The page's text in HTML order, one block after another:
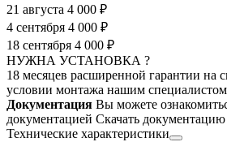
21 августа 4 000 ₽
4 сентября 4 000 ₽
18 сентября 4 000 ₽
НУЖНА УСТАНОВКА ?
18 месяцев расширенной гарантии на
условии монтажа нашим
Документация Вы можете
документацией Скачать документацию
Технические характеристики